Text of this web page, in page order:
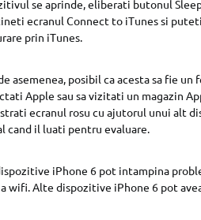
se aprinde, eliberati butonul
ecranul Connect to iTunes si
prin iTunes.
asemenea, posibil ca acesta sa fie
Apple sau sa vizitati un magazin
ecranul rosu cu ajutorul unui alt
cand il luati pentru evaluare.
iPhone 6 pot intampina
wifi. Alte dispozitive iPhone 6 pot